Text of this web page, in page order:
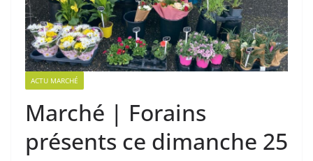
ACTU MARCHÉ
Marché | Forains
présents ce dimanche 25